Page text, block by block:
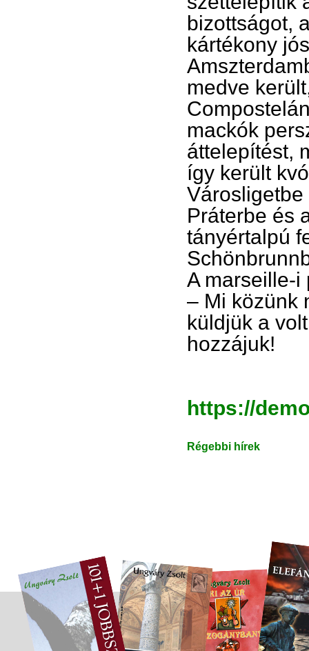
bizottságot,
kártékony
medve
mackók
áttelepítést,
így került
Práterbe és
tányértalpú
A marseille-i
– Mi közünk
küldjük a
hozzájuk!
https://
Régebbi hírek